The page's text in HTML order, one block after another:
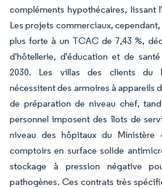
compléments hypothécaires, lissant
Les projets commerciaux,
plus forte à un TCAC de 7,43 %,
d'hôtellerie, d'éducation et de
2030. Les villas des clients du
nécessitent des armoires à appareils
de préparation de niveau chef,
personnel imposent des îlots de
niveau des hôpitaux du Ministère
comptoirs en surface solide
stockage à pression négative
pathogènes. Ces contrats très